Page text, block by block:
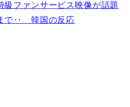
級ファンサービス映像が話題
で‥ 韓国の反応